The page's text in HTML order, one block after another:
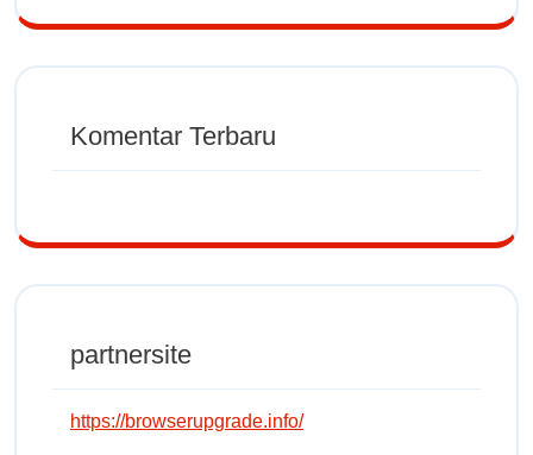
Komentar Terbaru
partnersite
https://browserupgrade.info/